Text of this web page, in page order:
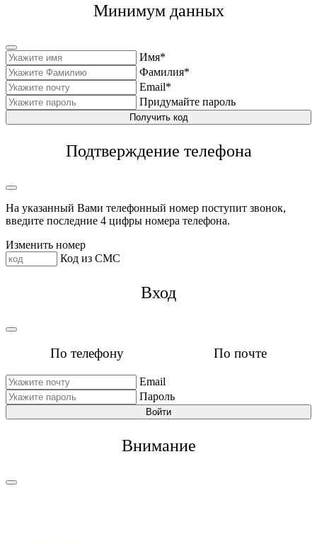
Минимум данных
Имя*
Фамилия*
Email*
Придумайте пароль
Получить код
Подтверждение телефона
На указанный Вами телефонный номер поступит звонок,
введите последние 4 цифры номера телефона.
Изменить номер
Код из СМС
Вход
По телефону По почте
Email
Пароль
Войти
Внимание